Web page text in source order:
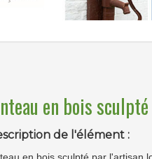
en bois sculpté
de l'élément :